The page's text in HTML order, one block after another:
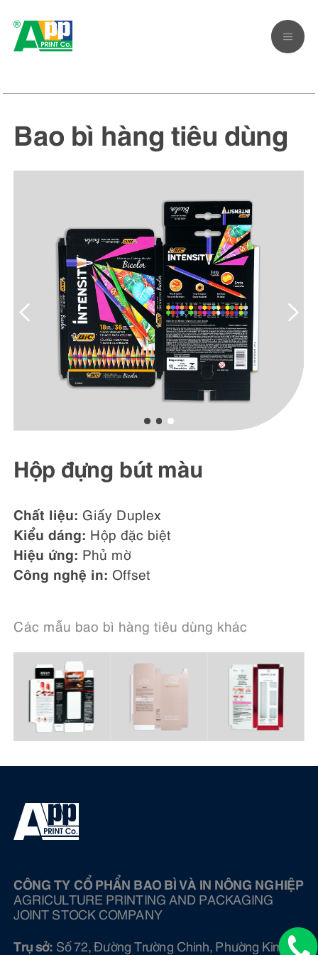
Bao bì hàng tiêu dùng
Hộp đựng bút màu
Chất liệu: Giấy Duplex
Kiểu dáng: Hộp đặc biệt
Hiệu ứng: Phủ mờ
Công nghệ in: Offset
Các mẫu bao bì hàng tiêu dùng khác
CÔNG TY CỔ PHẨN BAO BÌ VÀ IN NÔNG NGHIỆP
AGRICULTURE PRINTING AND PACKAGING
JOINT STOCK COMPANY
Trụ sở: Số 72, Đường Trường Chinh, Phường Kim